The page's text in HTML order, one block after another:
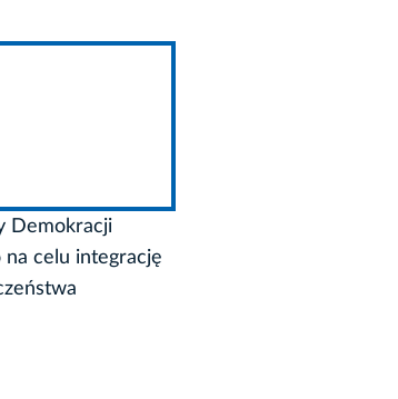
Demokracji
na celu integrację